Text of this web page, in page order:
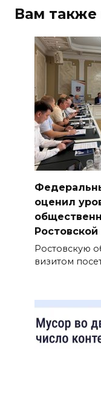
Вам также
оценил
Ростовскую
визитом